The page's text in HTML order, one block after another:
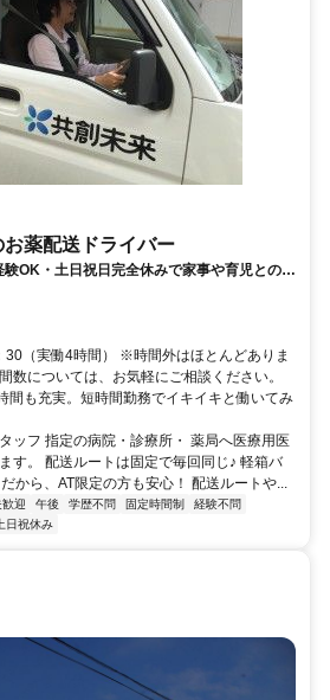
薬配送ドライバー
OK・土日祝日完全休みで家事や育児との両
（実働4時間） ※時間外はほとんどありま
数については、お気軽にご相談ください。
間も充実。短時間勤務でイキイキと働いてみ
ッフ 指定の病院・診療所・ 薬局へ医療用医
す。 配送ルートは固定で毎回同じ♪ 軽箱バ
から、AT限定の方も安心！ 配送ルートや...
迎 午後 学歴不問 固定時間制
経験不問
日祝休み